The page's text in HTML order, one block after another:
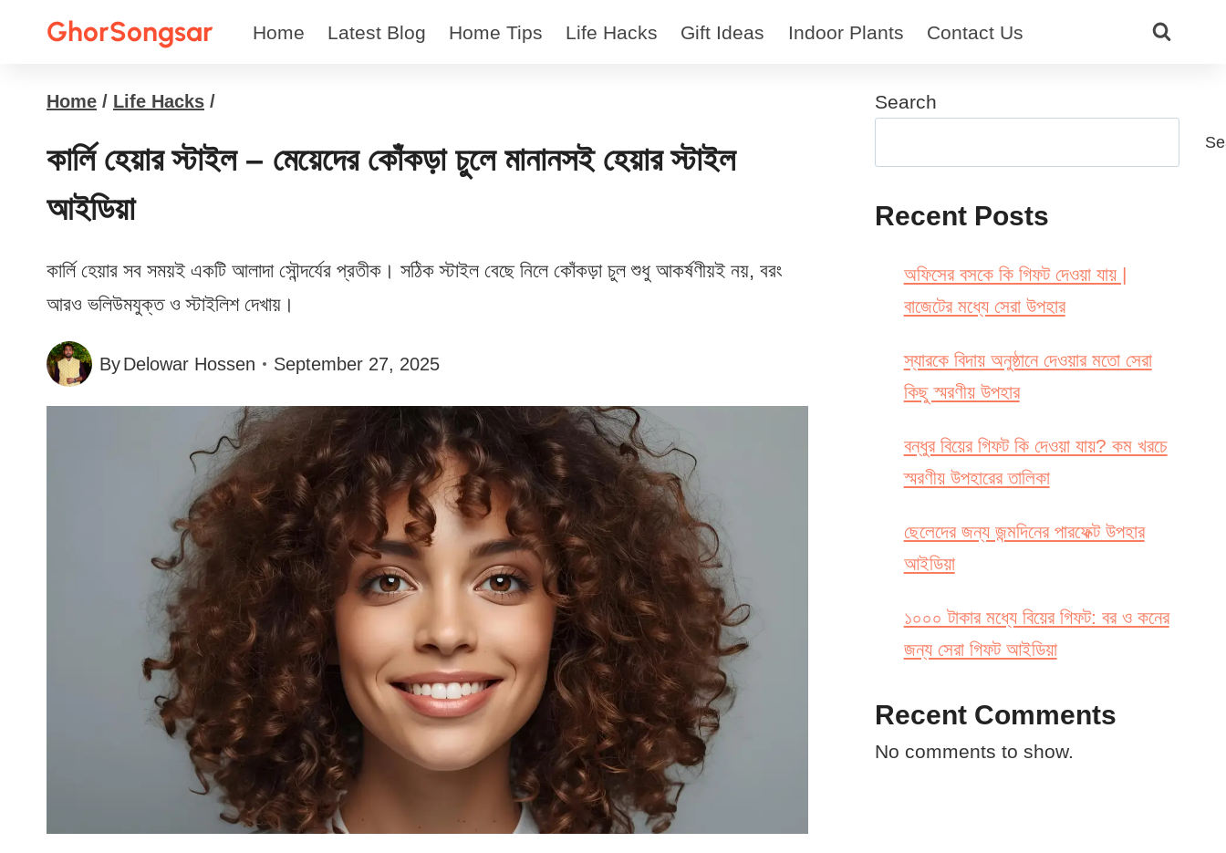
GhorSongsar Home Latest Blog Home Tips Life Hacks Gift Ideas Indoor Plants Contact Us
Home / Life Hacks /
কার্লি হেয়ার স্টাইল – মেয়েদের কোঁকড়া চুলে মানানসই হেয়ার স্টাইল
আইডিয়া
কার্লি হেয়ার সব সময়ই একটি আলাদা সৌন্দর্যের প্রতীক। সঠিক স্টাইল বেছে নিলে কোঁকড়া চুল শুধু আকর্ষণীয়ই নয়, বরং
আরও ভলিউমযুক্ত ও স্টাইলিশ দেখায়।
ByDelowar Hossen September 27, 2025
Search
Recent Posts
অফিসের বসকে কি গিফট দেওয়া যায় |
বাজেটের মধ্যে সেরা উপহার
স্যারকে বিদায় অনুষ্ঠানে দেওয়ার মতো সেরা
কিছু স্মরণীয় উপহার
বন্ধুর বিয়ের গিফট কি দেওয়া যায়? কম খরচে
স্মরণীয় উপহারের তালিকা
ছেলেদের জন্য জন্মদিনের পারফেক্ট উপহার
আইডিয়া
১০০০ টাকার মধ্যে বিয়ের গিফট: বর ও কনের
জন্য সেরা গিফট আইডিয়া
Recent Comments
No comments to show.